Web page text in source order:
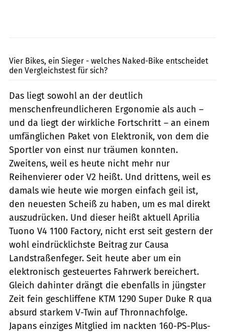
Vier Bikes, ein Sieger - welches Naked-Bike entscheidet
den Vergleichstest für sich?
Das liegt sowohl an der deutlich
menschenfreundlicheren Ergonomie als auch –
und da liegt der wirkliche Fortschritt – an einem
umfänglichen Paket von Elektronik, von dem die
Sportler von einst nur träumen konnten.
Zweitens, weil es heute nicht mehr nur
Reihenvierer oder V2 heißt. Und drittens, weil es
damals wie heute wie morgen einfach geil ist,
den neuesten Scheiß zu haben, um es mal direkt
auszudrücken. Und dieser heißt aktuell Aprilia
Tuono V4 1100 Factory, nicht erst seit gestern der
wohl eindrücklichste Beitrag zur Causa
Landstraßenfeger. Seit heute aber um ein
elektronisch gesteuertes Fahrwerk bereichert.
Gleich dahinter drängt die ebenfalls in jüngster
Zeit fein geschliffene KTM 1290 Super Duke R qua
absurd starkem V-Twin auf Thronnachfolge.
Japans einziges Mitglied im nackten 160-PS-Plus-